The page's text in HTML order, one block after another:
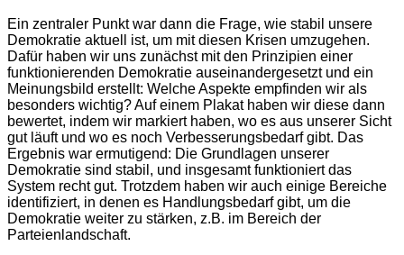
Ein zentraler Punkt war dann die Frage, wie stabil unsere
Demokratie aktuell ist, um mit diesen Krisen umzugehen.
Dafür haben wir uns zunächst mit den Prinzipien einer
funktionierenden Demokratie auseinandergesetzt und ein
Meinungsbild erstellt: Welche Aspekte empfinden wir als
besonders wichtig? Auf einem Plakat haben wir diese dann
bewertet, indem wir markiert haben, wo es aus unserer Sicht
gut läuft und wo es noch Verbesserungsbedarf gibt. Das
Ergebnis war ermutigend: Die Grundlagen unserer
Demokratie sind stabil, und insgesamt funktioniert das
System recht gut. Trotzdem haben wir auch einige Bereiche
identifiziert, in denen es Handlungsbedarf gibt, um die
Demokratie weiter zu stärken, z.B. im Bereich der
Parteienlandschaft.